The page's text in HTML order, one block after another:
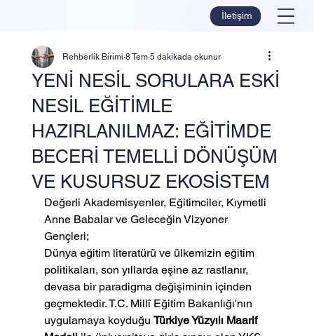
İletişim
YENİ NESİL SORULARA ESKİ
NESİL EĞİTİMLE
HAZIRLANILMAZ: EĞİTİMDE
BECERİ TEMELLİ DÖNÜŞÜM
VE KUSURSUZ EKOSİSTEM
Rehberlik Birimi 8 Tem 5 dakikada okunur
Değerli Akademisyenler, Eğitimciler, Kıymetli
Anne Babalar ve Geleceğin Vizyoner
Gençleri;
Dünya eğitim literatürü ve ülkemizin eğitim
politikaları, son yıllarda eşine az rastlanır,
devasa bir paradigma değişiminin içinden
geçmektedir. T.C. Millî Eğitim Bakanlığı'nın
uygulamaya koyduğu Türkiye Yüzyılı Maarif